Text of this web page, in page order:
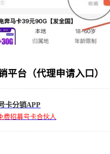
平台（代理申请入口）
卡分销APP
费招募号卡合伙人